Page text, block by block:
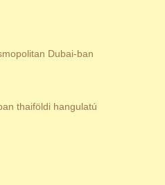
Dubai-ban
thaiföldi hangulatú